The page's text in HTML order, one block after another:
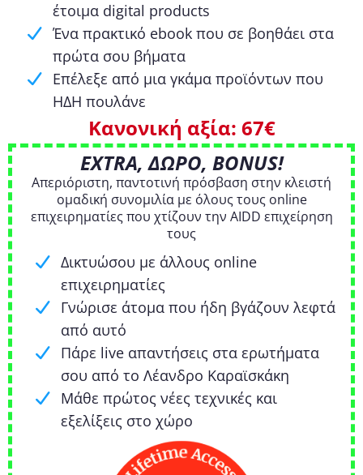
έτοιμα digital products
Ένα πρακτικό ebook που σε βοηθάει στα
πρώτα σου βήματα
Επέλεξε από μια γκάμα προϊόντων που
ΗΔΗ πουλάνε
Κανονική αξία: 67€
EXTRA, ΔΩΡΟ, BONUS!
Απεριόριστη, παντοτινή πρόσβαση στην κλειστή
ομαδική συνομιλία με όλους τους online
επιχειρηματίες που χτίζουν την AIDD επιχείρηση
τους
Δικτυώσου με άλλους online
επιχειρηματίες
Γνώρισε άτομα που ήδη βγάζουν λεφτά
από αυτό
Πάρε live απαντήσεις στα ερωτήματα
σου από το Λέανδρο Καραϊσκάκη
Μάθε πρώτος νέες τεχνικές και
εξελίξεις στο χώρο